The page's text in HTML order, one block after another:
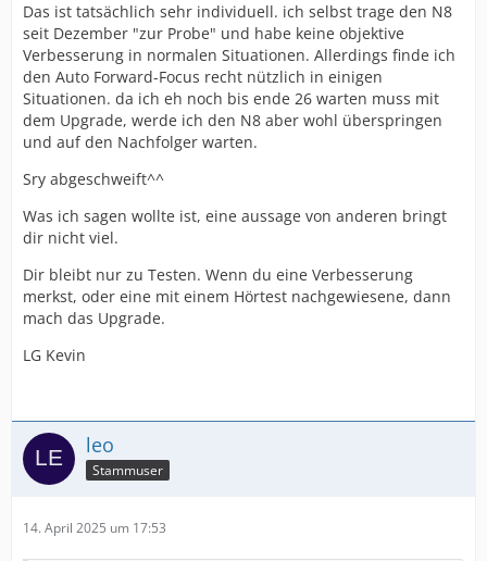
Das ist tatsächlich sehr individuell. ich selbst trage den N8
seit Dezember "zur Probe" und habe keine objektive
Verbesserung in normalen Situationen. Allerdings finde ich
den Auto Forward-Focus recht nützlich in einigen
Situationen. da ich eh noch bis ende 26 warten muss mit
dem Upgrade, werde ich den N8 aber wohl überspringen
und auf den Nachfolger warten.
Sry abgeschweift^^
Was ich sagen wollte ist, eine aussage von anderen bringt
dir nicht viel.
Dir bleibt nur zu Testen. Wenn du eine Verbesserung
merkst, oder eine mit einem Hörtest nachgewiesene, dann
mach das Upgrade.
LG Kevin
leo
Stammuser
14. April 2025 um 17:53